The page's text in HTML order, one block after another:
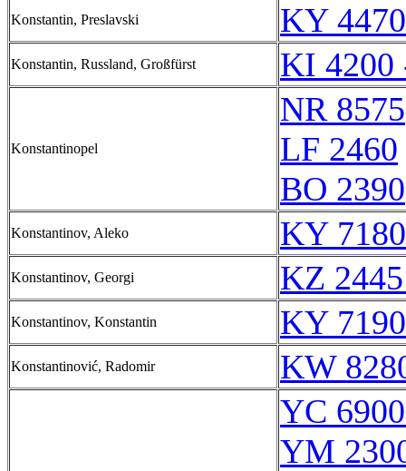
Konstantin, Preslavski KY
Konstantin, Russland, Großfürst KI 4200
Konstantinopel
NR 8575
LF 2460
BO 2390
Konstantinov, Aleko KY
Konstantinov, Georgi KZ
Konstantinov, Konstantin KY
Konstantinović, Radomir KW
YC
YM